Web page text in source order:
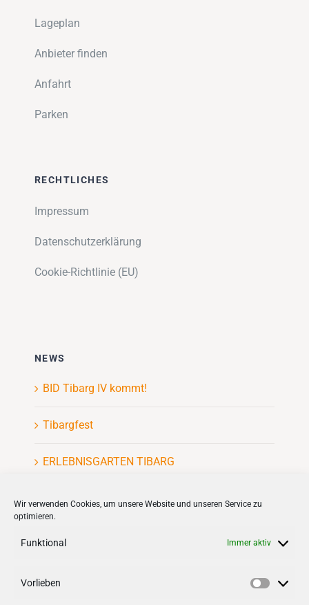
Wir verwenden Cookies, um unsere Website und unseren Service zu
optimieren.
Funktional Immer aktiv
Vorlieben
Lageplan
Anbieter finden
Anfahrt
Parken
RECHTLICHES
Impressum
Datenschutzerklärung
Cookie-Richtlinie (EU)
NEWS
BID Tibarg IV kommt!
Tibargfest
ERLEBNISGARTEN TIBARG
Kinderflohmarkt